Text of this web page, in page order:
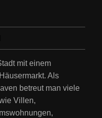
mit einem
Als
betreut man viele
Villen,